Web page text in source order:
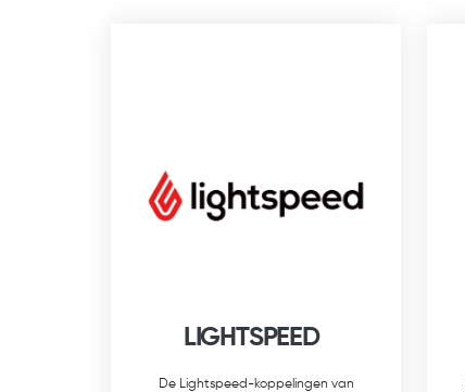
LIGHTSPEED
De Lightspeed-koppelingen van